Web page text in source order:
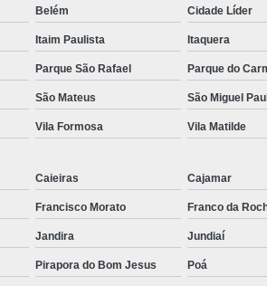
Belém Cidade Líder
Itaim Paulista Itaquera
Parque São Rafael Parque do
São Mateus São Miguel
Vila Formosa Vila Matilde
Caieiras Cajamar
Francisco Morato Franco da
Jandira Jundiaí
Pirapora do Bom Jesus Poá